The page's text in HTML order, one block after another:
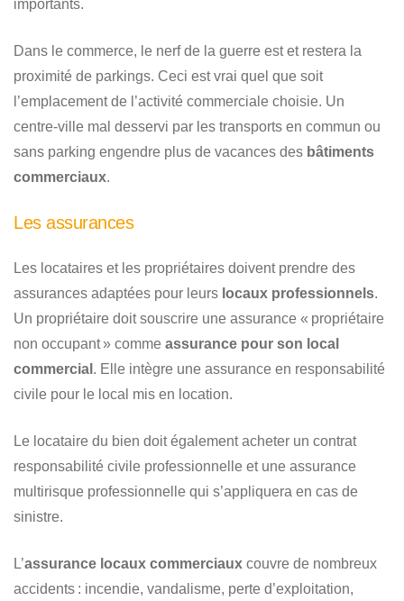
importants.
Dans le commerce, le nerf de la guerre est et restera la
proximité de parkings. Ceci est vrai quel que soit
l’emplacement de l’activité commerciale choisie. Un
centre-ville mal desservi par les transports en commun ou
sans parking engendre plus de vacances des bâtiments
commerciaux.
Les assurances
Les locataires et les propriétaires doivent prendre des
assurances adaptées pour leurs locaux professionnels.
Un propriétaire doit souscrire une assurance « propriétaire
non occupant » comme assurance pour son local
commercial . Elle intègre une assurance en responsabilité
civile pour le local mis en location.
Le locataire du bien doit également acheter un contrat
responsabilité civile professionnelle et une assurance
multirisque professionnelle qui s’appliquera en cas de
sinistre.
L’assurance locaux commerciaux couvre de nombreux
accidents : incendie, vandalisme, perte d’exploitation,